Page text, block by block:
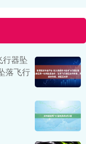
行器坠
落飞行